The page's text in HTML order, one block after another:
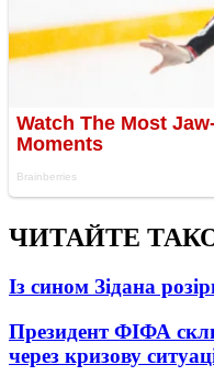
ЧИТАЙТЕ
Із сином Зідана
Президент ФІФА
через кризову